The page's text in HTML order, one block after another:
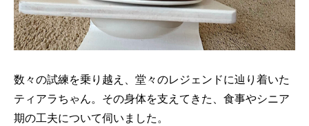
数々の試練を乗り越え、堂々のレジェンドに辿り着いた
ティアラちゃん。その身体を支えてきた、食事やシニア
期の工夫について伺いました。